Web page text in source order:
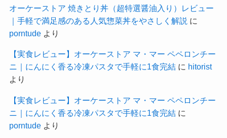
オーケーストア 焼きとり丼（超特選醤油入り）レビュー
｜手軽で満足感のある人気惣菜丼をやさしく解説 に
porntudeより
【実食レビュー】オーケーストア マ・マー ペペロンチー
ニ｜にんにく香る冷凍パスタで手軽に1食完結に hitorist
より
【実食レビュー】オーケーストア マ・マー ペペロンチー
ニ｜にんにく香る冷凍パスタで手軽に1食完結に
porntudeより